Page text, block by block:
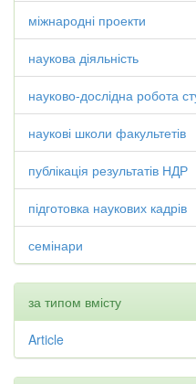
міжнародні проекти
наукова діяльність
науково-дослідна робота
наукові школи факультетів
публікація результатів НДР
підготовка наукових кадрів
семінари
за типом вмісту
Article